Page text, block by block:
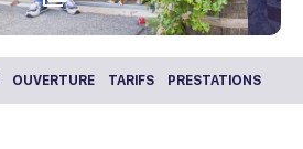
OUVERTURE TARIFS PRESTATIONS